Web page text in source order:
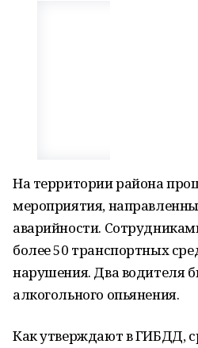
На территории района
мероприятия,
аварийности.
более 50 транспортных
нарушения. Два водителя
алкогольного опьянения.
Как утверждают в ГИБДД,